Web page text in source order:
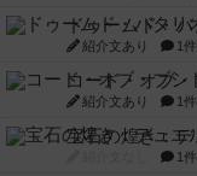
ドゥームド・
紹介文あり 1
コード・オブ
紹介文あり 1
宝石の煌き：
1